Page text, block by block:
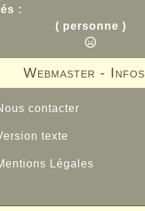
:
( personne )
Webmaster - Infos
contacter
texte
Légales